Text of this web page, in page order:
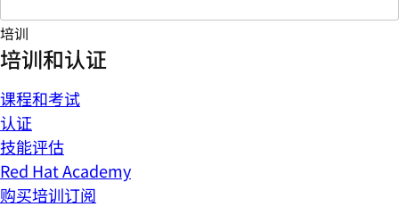
培训
培训和认证
课程和考试
认证
技能评估
Red Hat Academy
购买培训订阅